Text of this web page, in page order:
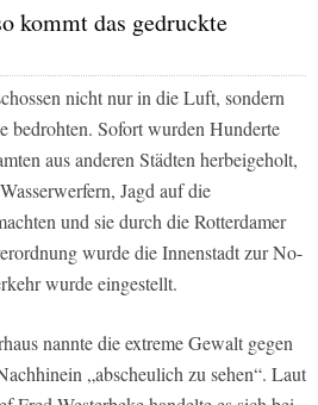
kommt das gedruckte
nicht nur in die Luft, sondern
bedrohten. Sofort wurden Hunderte
aus anderen Städten herbeigeholt,
Jagd auf die
und sie durch die Rotterdamer
wurde die Innenstadt zur No-
wurde eingestellt.
nannte die extreme Gewalt gegen
„abscheulich zu sehen“. Laut